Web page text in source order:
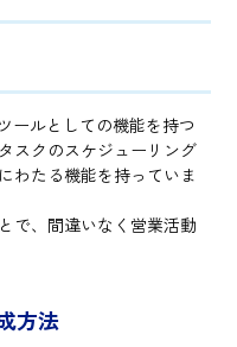
ールとしての機能を持つ
スクのスケジューリング
わたる機能を持っていま
で、間違いなく営業活動
方法